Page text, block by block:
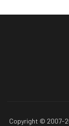
Copyright © 2007-